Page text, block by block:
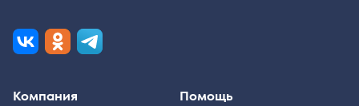
Компания Помощь